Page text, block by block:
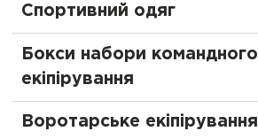
Спортивний одяг
Бокси набори командного
екіпірування
Воротарське екіпірування